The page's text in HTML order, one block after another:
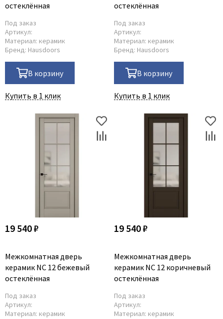
остеклённая
Под заказ
Артикул:
Материал: керамик
Бренд: Hausdoors
В корзину
Купить в 1 клик
остеклённая
Под заказ
Артикул:
Материал: керамик
Бренд: Hausdoors
В корзину
Купить в 1 клик
19 540 ₽
Межкомнатная дверь
керамик NC 12 бежевый
остеклённая
Под заказ
Артикул:
Материал: керамик
19 540 ₽
Межкомнатная дверь
керамик NC 12 коричневый
остеклённая
Под заказ
Артикул:
Материал: керамик